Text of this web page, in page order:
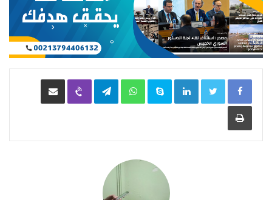
LinkedIn
Skype
WhatsApp
Telegram
Viber مشاركة عبر البريد
طباعة